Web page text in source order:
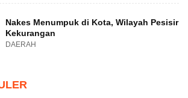
Nakes Menumpuk di Kota, Wilayah Pesisir
Kekurangan
DAERAH